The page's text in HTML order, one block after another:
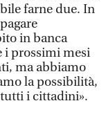
farne due. In
in banca
i prossimi mesi
ma abbiamo
la possibilità,
i cittadini».